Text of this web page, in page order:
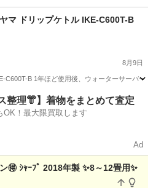
チン家電
マ ドリップケトル IKE-C600T-B
8月9日
C600T-B 1年ほど使用後、ウォーターサーバ
ッチン家電
整理👘】着物をまとめて査定
OK！最大限買取します
Ad
🉐️ ｼｬｰﾌﾟ 2018年製 ✨️8～12畳用✨️